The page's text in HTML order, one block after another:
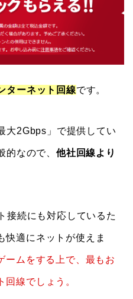
ターネット回線です。
大2Gbps」で提供してい
的なので、 他社回線より
接続にも対応しているた
快適にネットが使えま
ームをする上で、最もお
回線でしょう。